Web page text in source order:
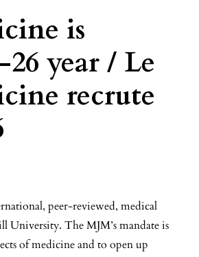
is
year / Le
recrute
peer-reviewed, medical
University. The MJM’s mandate is
of medicine and to open up